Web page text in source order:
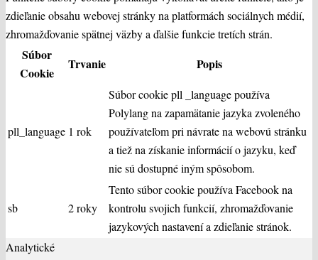
zdieľanie obsahu webovej stránky na platformách sociálnych médií,
zhromažďovanie spätnej väzby a ďalšie funkcie tretích strán.
Súbor
Cookie
Trvanie Popis
pll_language 1 rok
Súbor cookie pll _language používa
Polylang na zapamätanie jazyka zvoleného
používateľom pri návrate na webovú stránku
a tiež na získanie informácií o jazyku, keď
nie sú dostupné iným spôsobom.
sb 2 roky
Tento súbor cookie používa Facebook na
kontrolu svojich funkcií, zhromažďovanie
jazykových nastavení a zdieľanie stránok.
Analytické